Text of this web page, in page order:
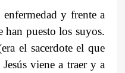
y frente a
han puesto los suyos.
el sacerdote el que
viene a traer y a